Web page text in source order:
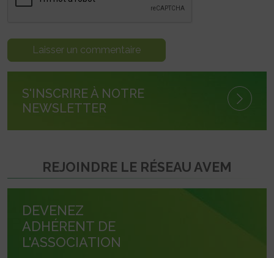
S'INSCRIRE À NOTRE
NEWSLETTER
REJOINDRE LE RÉSEAU AVEM
DEVENEZ
ADHÉRENT DE
L'ASSOCIATION